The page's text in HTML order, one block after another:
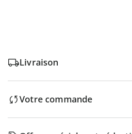
Livraison
Votre commande